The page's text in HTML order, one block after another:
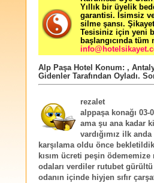
Yıllık bir üyelik
garantisi. İsimsiz
silme şansı.
Tesisiniz için yeni
başlangıcında tüm
Alp Paşa Hotel Konum: ,
Gidenler Tarafından Oyladı.
rezalet
alppaşa konağı 03-
ama şu ana kadar
vardığımız ilk
karşılama oldu önce
kısım ücreti peşin
odaları verdiler rutubet
odanın içinde hiyjen sıfır